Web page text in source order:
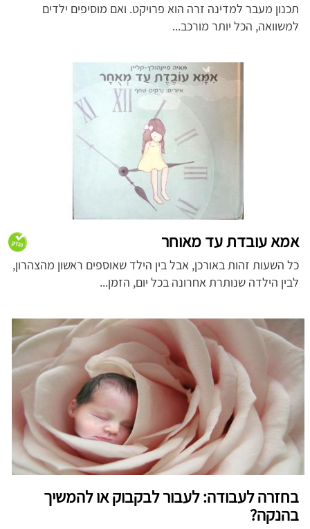
תכנון מעבר למדינה זרה הוא פרויקט. ואם מוסיפים ילדים
למשוואה, הכל יותר מורכב...
אמא עובדת עד מאוחר
כל השעות זהות באורכן, אבל בין הילד שאוספים ראשון מהצהרון,
לבין הילדה שנותרת אחרונה בכל יום, הזמן...
בחזרה לעבודה: לעבור לבקבוק או להמשיך
בהנקה?